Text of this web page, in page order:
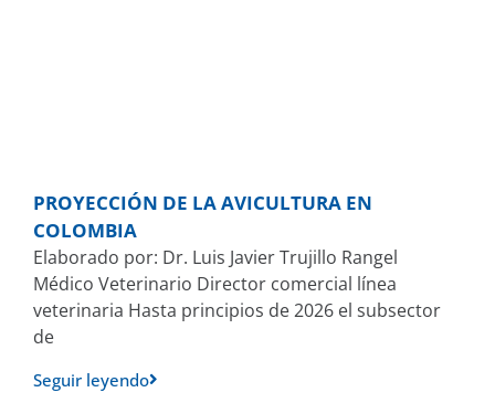
PROYECCIÓN DE LA AVICULTURA EN
COLOMBIA
Elaborado por: Dr. Luis Javier Trujillo Rangel
Médico Veterinario Director comercial línea
veterinaria Hasta principios de 2026 el subsector
de
Seguir leyendo